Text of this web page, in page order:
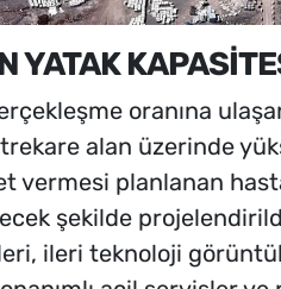
YATAK
oranına
alan üzerinde
vermesi planlanan
şekilde
ileri teknoloji